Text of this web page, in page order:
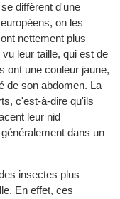
diffèrent d'une
on les
nettement plus
leur taille, qui est de
ont une couleur jaune,
de son abdomen. La
c'est-à-dire qu'ils
leur nid
dans un
insectes plus
En effet, ces